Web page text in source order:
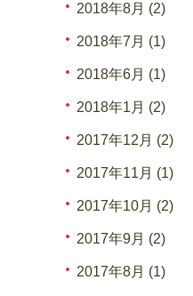
2018年8月 (2)
2018年7月 (1)
2018年6月 (1)
2018年1月 (2)
2017年12月 (2)
2017年11月 (1)
2017年10月 (2)
2017年9月 (2)
2017年8月 (1)